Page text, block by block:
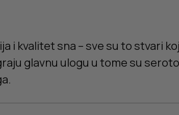
i kvalitet sna – sve su to stvari
glavnu ulogu u tome su